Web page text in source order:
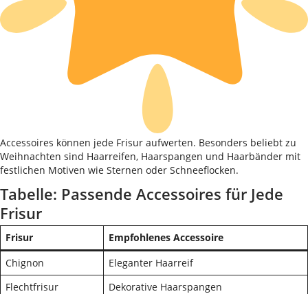
Accessoires können jede Frisur aufwerten. Besonders beliebt zu
Weihnachten sind Haarreifen, Haarspangen und Haarbänder mit
festlichen Motiven wie Sternen oder Schneeflocken.
Tabelle: Passende Accessoires für Jede
Frisur
Frisur
Empfohlenes Accessoire
Chignon
Eleganter Haarreif
Flechtfrisur
Dekorative Haarspangen